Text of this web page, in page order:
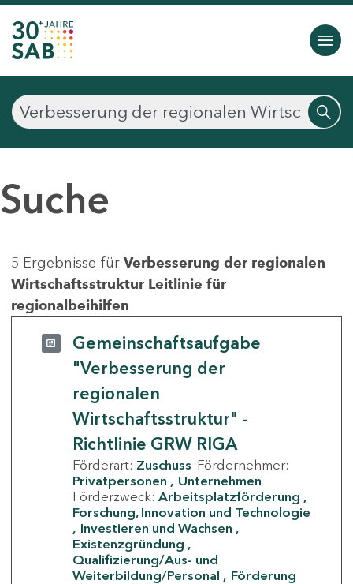
Suche
5 Ergebnisse für Verbesserung der regionalen
Wirtschaftsstruktur Leitlinie für
regionalbeihilfen
Gemeinschaftsaufgabe
"Verbesserung der
regionalen
Wirtschaftsstruktur" -
Richtlinie GRW RIGA
Förderart: Zuschuss Fördernehmer:
Privatpersonen
Unternehmen
Förderzweck: Arbeitsplatzförderung
Forschung, Innovation und Technologie
Investieren und Wachsen
Existenzgründung
Qualifizierung/Aus- und
Weiterbildung/Personal
Förderung